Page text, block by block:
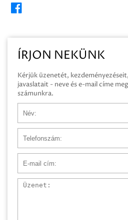
ÍRJON NEKÜNK
Kérjük üzenetét,
javaslatait - neve és e-mail címe
számunkra.
Üzenet